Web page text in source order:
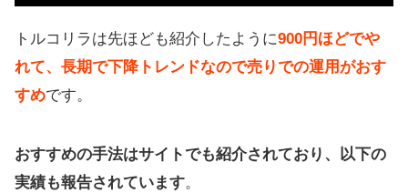
トルコリラは先ほども紹介したように900円ほどでや
れて、長期で下降トレンドなので売りでの運用がおす
すめです。
おすすめの手法はサイトでも紹介されており、以下の
実績も報告されています。